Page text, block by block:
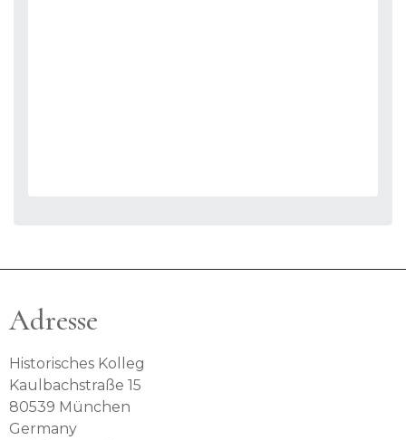
Adresse
Historisches Kolleg
Kaulbachstraße 15
80539 München
Germany